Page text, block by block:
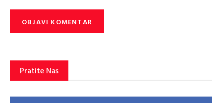
Pratite Nas